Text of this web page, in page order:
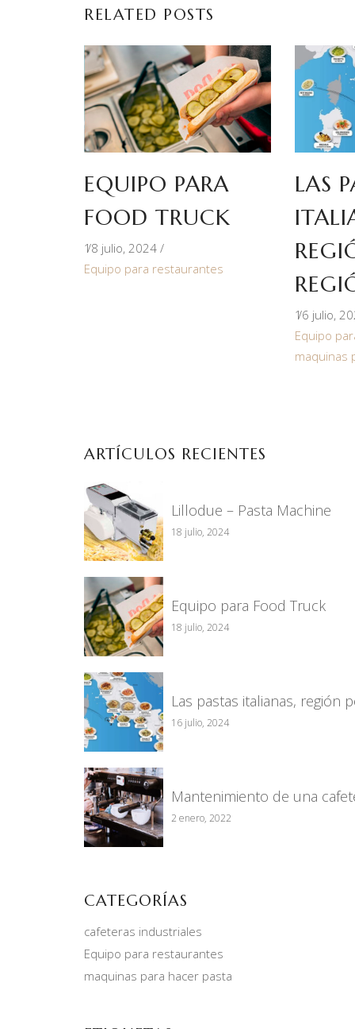
RELATED POSTS
EQUIPO PARA
FOOD TRUCK
18 julio, 2024
Equipo para restaurantes
LAS
16 julio,
Equipo
maquinas
ARTÍCULOS RECIENTES
Lillodue – Pasta Machine
18 julio, 2024
Equipo para Food Truck
18 julio, 2024
Las pastas italianas, región
16 julio, 2024
Mantenimiento de una
2 enero, 2022
CATEGORÍAS
cafeteras industriales
Equipo para restaurantes
maquinas para hacer pasta